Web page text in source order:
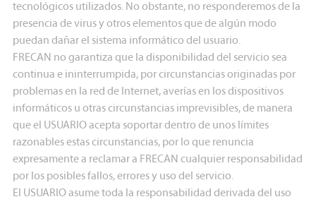
tecnológicos utilizados. No obstante, no responderemos de la
presencia de virus y otros elementos que de algún modo
puedan dañar el sistema informático del usuario.
FRECAN no garantiza que la disponibilidad del servicio sea
continua e ininterrumpida, por circunstancias originadas por
problemas en la red de Internet, averías en los dispositivos
informáticos u otras circunstancias imprevisibles, de manera
que el USUARIO acepta soportar dentro de unos límites
razonables estas circunstancias, por lo que renuncia
expresamente a reclamar a FRECAN cualquier responsabilidad
por los posibles fallos, errores y uso del servicio.
El USUARIO asume toda la responsabilidad derivada del uso